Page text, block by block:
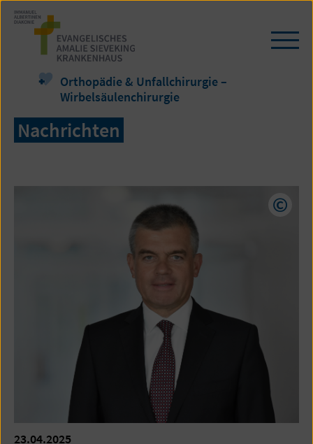
Zum
Seiteninhalt
springen
Orthopädie & Unfallchirurgie –
Wirbelsäulenchirurgie
Nachrichten
23.04.2025